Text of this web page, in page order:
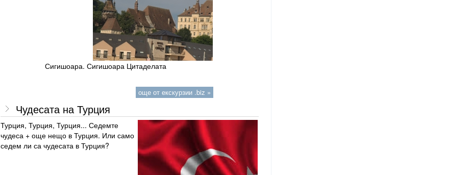
Сигишоара. Сигишоара Цитаделата
още от екскурзии .biz »
Чудесата на Турция
Турция, Турция, Турция... Седемте
чудеса + още нещо в Турция. Или само
седем ли са чудесата в Турция?